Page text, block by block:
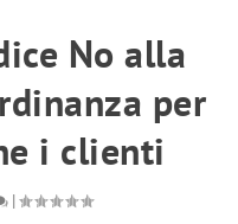
No alla
per
i clienti
|